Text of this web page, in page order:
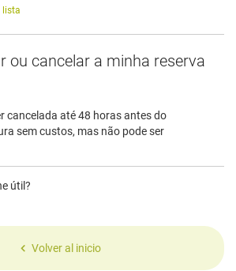
lista
ou cancelar a minha reserva
cancelada até 48 horas antes do
sem custos, mas não pode ser
útil?
Volver al inicio